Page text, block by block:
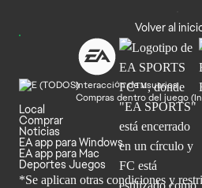
Volver al
Interacción de usuarios
Compras dentro del juego
Local
Comprar
Noticias
EA app para Windows
EA app para Mac
Deportes Juegos
*Se aplican otras condiciones y